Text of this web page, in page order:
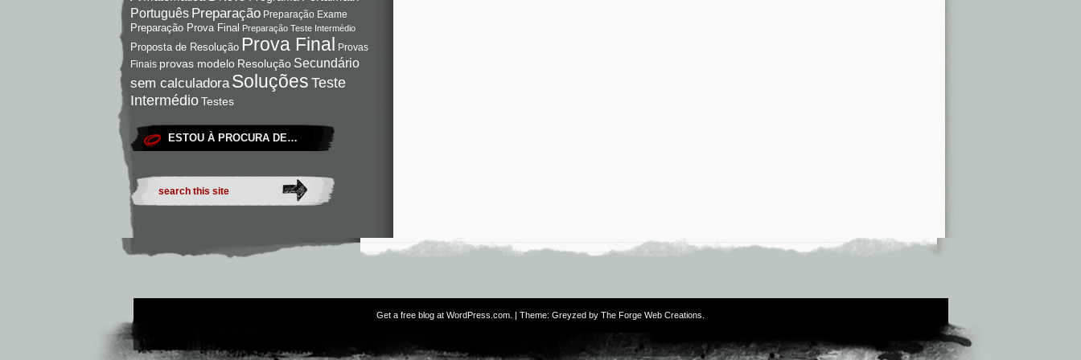
Português Preparação Preparação Exame
Preparação Prova Final Preparação Teste Intermédio
Proposta de Resolução Prova Final Provas
Finais provas modelo Resolução Secundário
sem calculadora Soluções Teste
IntermédioTestes
ESTOU À PROCURA DE…
Get a free blog at WordPress.com . | Theme: Greyzed by The Forge Web Creations